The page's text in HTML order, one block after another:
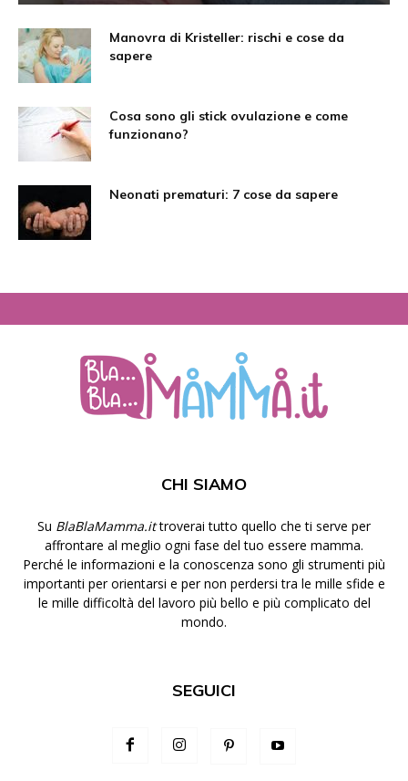
Manovra di Kristeller: rischi e cose da
sapere
Cosa sono gli stick ovulazione e come
funzionano?
Neonati prematuri: 7 cose da sapere
CHI SIAMO
Su BlaBlaMamma.ittroverai tutto quello che ti serve per
affrontare al meglio ogni fase del tuo essere mamma.
Perché le informazioni e la conoscenza sono gli strumenti più
importanti per orientarsi e per non perdersi tra le mille sfide e
le mille difficoltà del lavoro più bello e più complicato del
mondo.
SEGUICI